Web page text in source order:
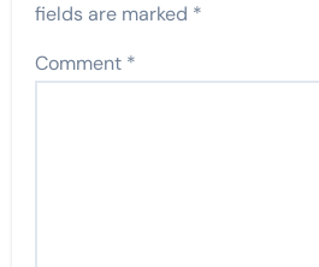
fields are marked *
Comment *